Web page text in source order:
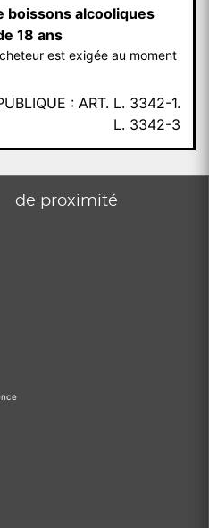
boissons alcooliques
18 ans
est exigée au moment
: ART. L. 3342-1.
L. 3342-3
de proximité